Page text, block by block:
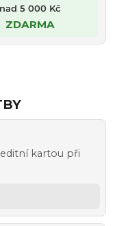
ZDARMA
kartou při